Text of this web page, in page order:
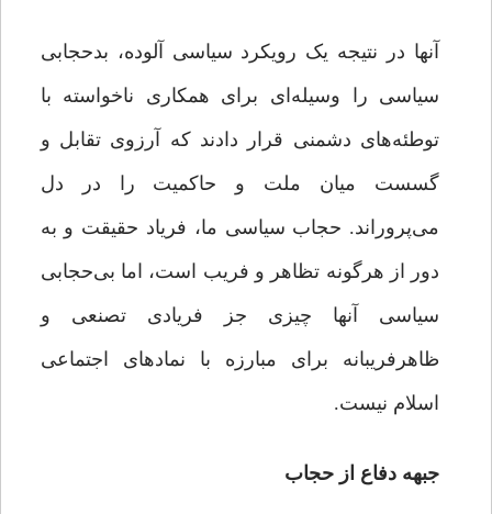
آنها در نتیجه یک رویکرد سیاسی آلوده، بدحجابی
سیاسی را وسیله‌ای برای همکاری ناخواسته با
توطئه‌های دشمنی قرار دادند که آرزوی تقابل و
گسست میان ملت و حاکمیت را در دل
می‌پروراند. حجاب سیاسی ما، فریاد حقیقت و به
دور از هرگونه تظاهر و فریب است، اما بی‌حجابی
سیاسی آنها چیزی جز فریادی تصنعی و
ظاهرفریبانه برای مبارزه با نمادهای اجتماعی
اسلام نیست.
جبهه دفاع از حجاب